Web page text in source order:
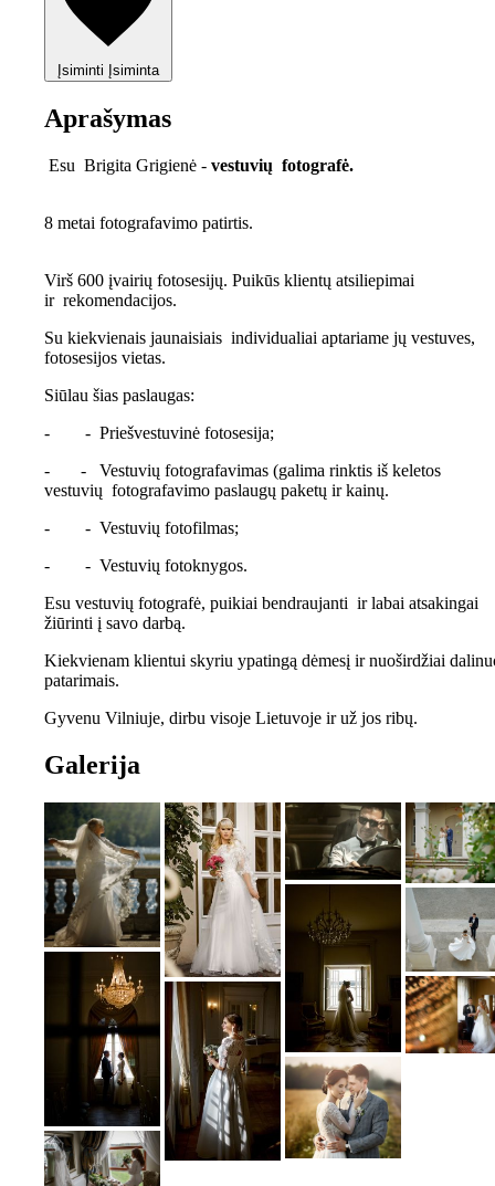
Įsiminti Įsiminta
Aprašymas
Esu Brigita Grigienė - vestuvių fotografė.
8 metai fotografavimo patirtis.
Virš 600 įvairių fotosesijų. Puikūs klientų atsiliepimai
ir rekomendacijos.
Su kiekvienais jaunaisiais individualiai aptariame jų vestuves,
fotosesijos vietas.
Siūlau šias paslaugas:
- - Priešvestuvinė fotosesija;
- - Vestuvių fotografavimas (galima rinktis iš keletos
vestuvių fotografavimo paslaugų paketų ir kainų.
- - Vestuvių fotofilmas;
- - Vestuvių fotoknygos.
Esu vestuvių fotografė, puikiai bendraujanti ir labai atsakingai
žiūrinti į savo darbą.
Kiekvienam klientui skyriu ypatingą dėmesį ir nuoširdžiai
patarimais.
Gyvenu Vilniuje, dirbu visoje Lietuvoje ir už jos ribų.
Galerija